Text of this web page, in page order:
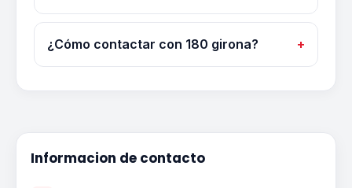
¿Cómo contactar con 180 girona?
Informacion de contacto